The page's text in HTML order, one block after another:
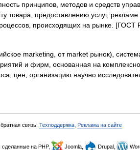
принципов, методов и средств
товара, предоставлению услуг,
происходящих на рынке.
marketing, от market рынок),
и фирм, основанная на
цен, организацию научно
связь: Техподдержка Реклама на сайте
, сделанные на PHP, Joomla, Drupal,